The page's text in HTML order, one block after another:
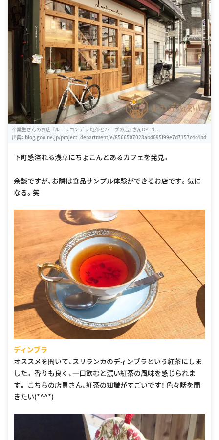
卒業生さんのお店 『ルーラコンデラ 紅茶とハーブの店』さんOPEN ...
出典： blog.goo.ne.jp/project_department/e/8566507028abd695f99e7d7157c4c4bd
下町感溢れる浅草にちょこんとあるカフェを発見。
余談ですが、お隣は食品サンプル体験ができるお店です。気に
なる。笑
ディンブラ
オススメを聞いて、スリランカのディンブラという紅茶にしま
した。 香りも良く、一口飲むと濃い紅茶の風味を感じられま
す。 こちらの店員さん、紅茶の知識がすごいです！ 色々話を聞
きたい(*^^*)